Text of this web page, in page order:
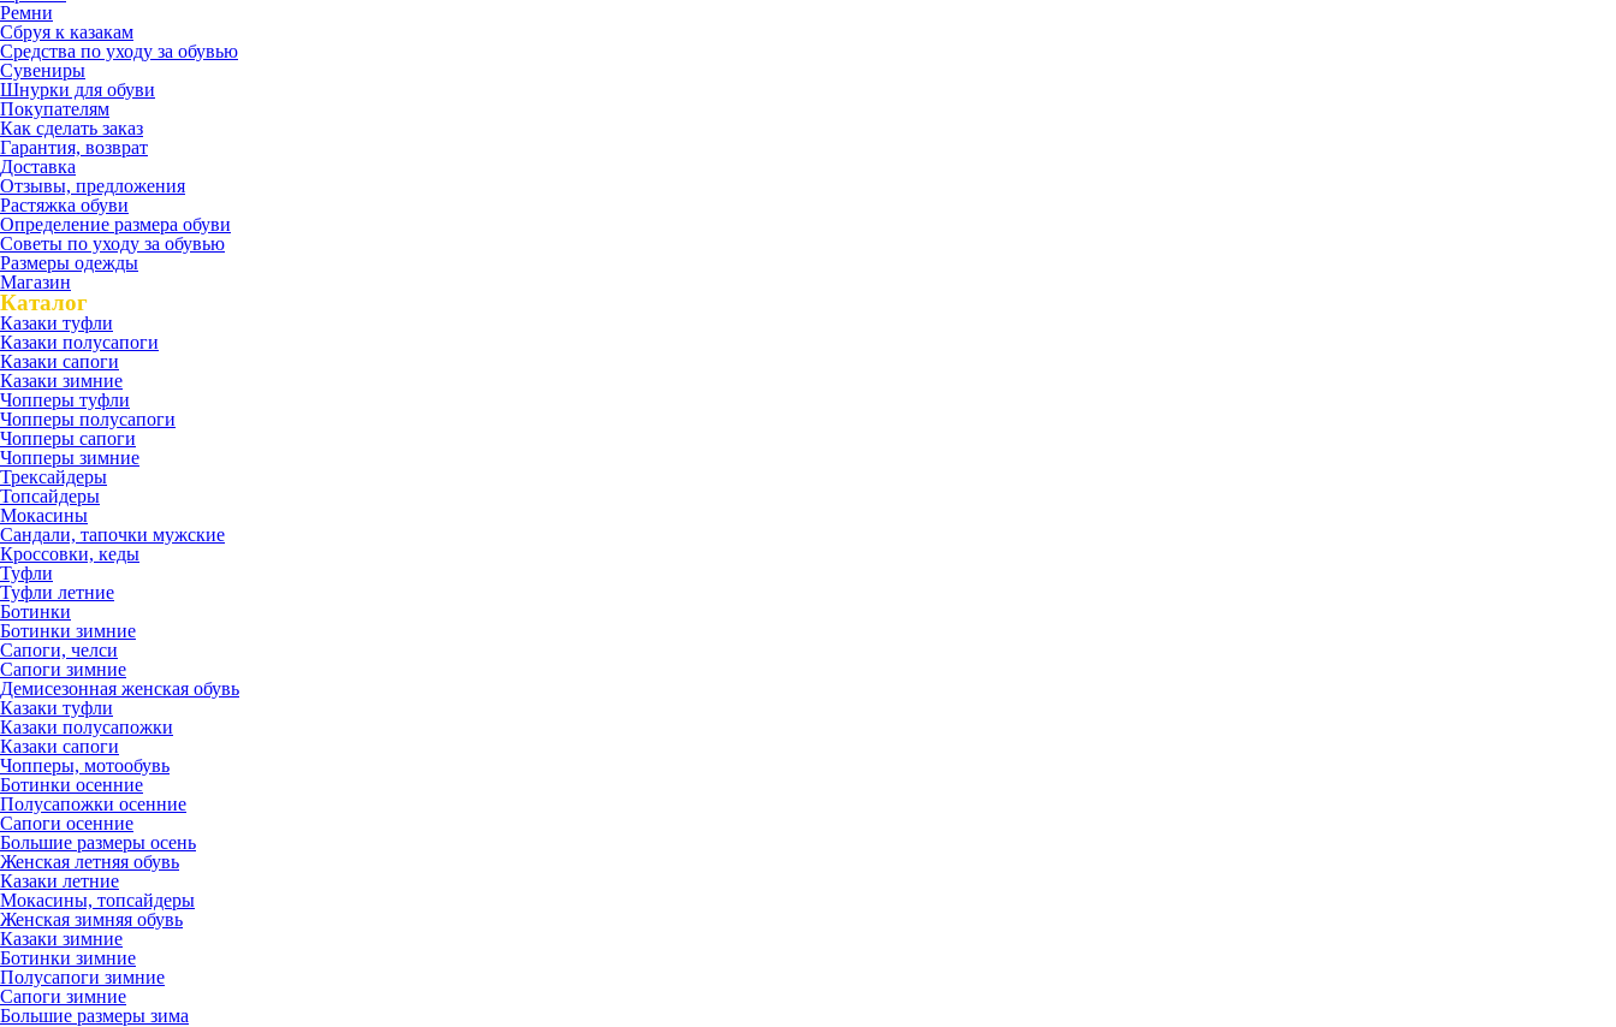
Ремни
Сбруя к казакам
Средства по уходу за обувью
Сувениры
Шнурки для обуви
Покупателям
Как сделать заказ
Гарантия, возврат
Доставка
Отзывы, предложения
Растяжка обуви
Определение размера обуви
Советы по уходу за обувью
Размеры одежды
Магазин
Каталог
Казаки туфли
Казаки полусапоги
Казаки сапоги
Казаки зимние
Чопперы туфли
Чопперы полусапоги
Чопперы сапоги
Чопперы зимние
Трексайдеры
Топсайдеры
Мокасины
Сандали, тапочки мужские
Кроссовки, кеды
Туфли
Туфли летние
Ботинки
Ботинки зимние
Сапоги, челси
Сапоги зимние
Демисезонная женская обувь
Казаки туфли
Казаки полусапожки
Казаки сапоги
Чопперы, мотообувь
Ботинки осенние
Полусапожки осенние
Сапоги осенние
Большие размеры осень
Женская летняя обувь
Казаки летние
Мокасины, топсайдеры
Женская зимняя обувь
Казаки зимние
Ботинки зимние
Полусапоги зимние
Сапоги зимние
Большие размеры зима